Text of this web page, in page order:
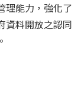
理能力，強化了
資料開放之認同